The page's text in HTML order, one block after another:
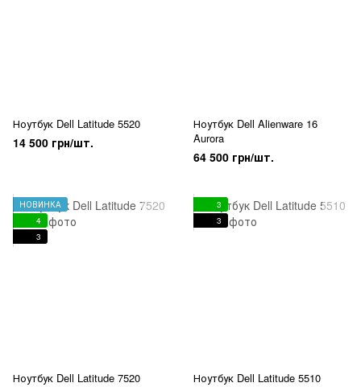
Ноутбук Dell Latitude 5520
14 500 грн/шт.
Ноутбук Dell Alienware 16
Aurora
64 500 грн/шт.
НОВИНКА
4
3
Ноутбук Dell Latitude 7520
3
3
Ноутбук Dell Latitude 5510